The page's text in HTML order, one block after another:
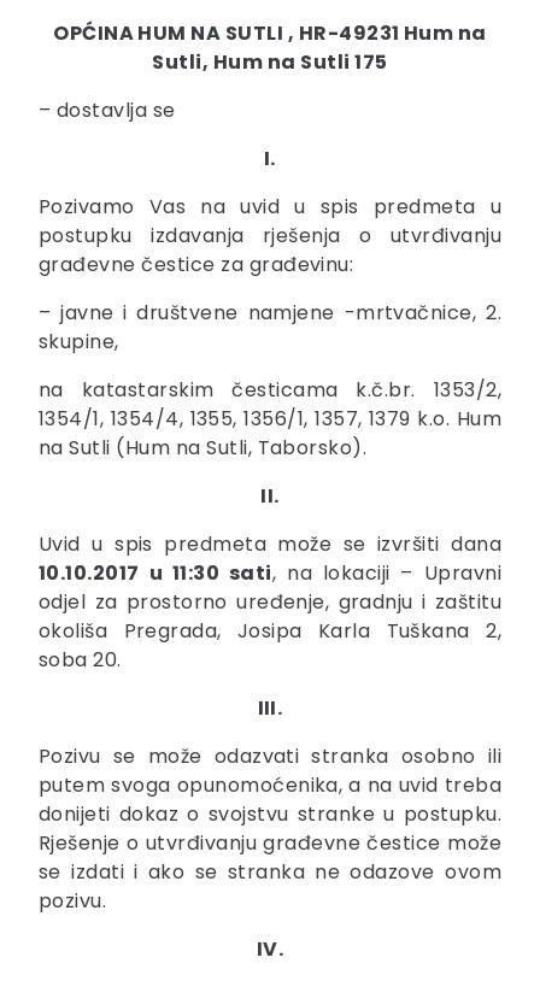
OPĆINA HUM NA SUTLI , HR-49231 Hum na
Sutli, Hum na Sutli 175
– dostavlja se
I.
Pozivamo Vas na uvid u spis predmeta u
postupku izdavanja rješenja o utvrđivanju
građevne čestice za građevinu:
– javne i društvene namjene -mrtvačnice, 2.
skupine,
na katastarskim česticama k.č.br. 1353/2,
1354/1, 1354/4, 1355, 1356/1, 1357, 1379 k.o. Hum
na Sutli (Hum na Sutli, Taborsko).
II.
Uvid u spis predmeta može se izvršiti dana
10.10.2017 u 11:30 sati, na lokaciji – Upravni
odjel za prostorno uređenje, gradnju i zaštitu
okoliša Pregrada, Josipa Karla Tuškana 2,
soba 20.
III.
Pozivu se može odazvati stranka osobno ili
putem svoga opunomoćenika, a na uvid treba
donijeti dokaz o svojstvu stranke u postupku.
Rješenje o utvrđivanju građevne čestice može
se izdati i ako se stranka ne odazove ovom
pozivu.
IV.